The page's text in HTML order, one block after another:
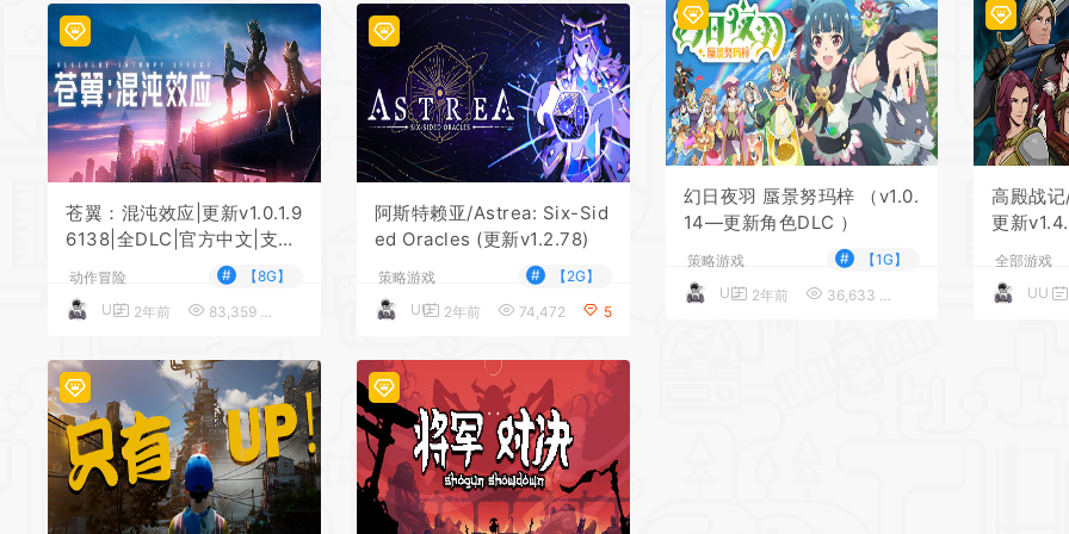
苍翼：混沌效应|更新v1.0.1.9
6138|全DLC|官方中文|支持
手柄|Blazblue Entropy Eff
ect
动作冒险 #
【8G】
UU
2年前 83,359
阿斯特赖亚/Astrea: Six-Sid
ed Oracles (更新v1.2.78)
策略游戏 #
【2G】
UU
2年前 74,472 5
幻日夜羽 蜃景努玛梓 （v1.0.
14—更新角色DLC ）
策略游戏 #
【1G】
UU
2年前 36,633
高殿战
更新
来袭）
全部游戏
UU